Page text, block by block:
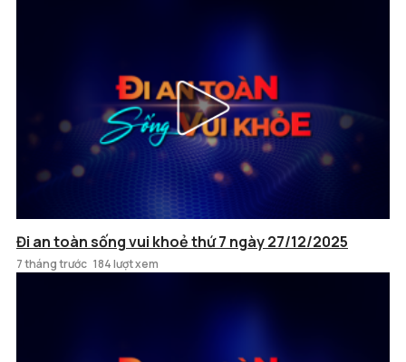
Đi an toàn sống vui khoẻ thứ 7 ngày 27/12/2025
7 tháng trước 184 lượt xem